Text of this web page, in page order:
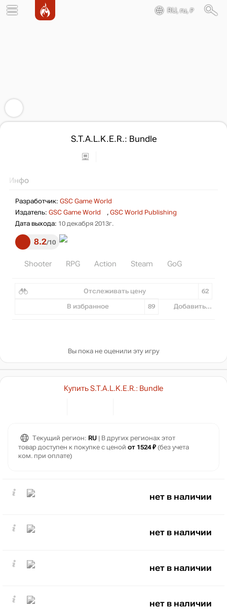
RU, ru, ₽
S.T.A.L.K.E.R.: Bundle
Инфо
Разработчик: GSC Game World
Издатель: GSC Game World , GSC World Publishing
Дата выхода: 10 декабря 2013г.
8.2 10
Shooter RPG Action Steam GoG
Отслеживать цену 62
В избранное 89 Добавить...
Вы пока не оценили эту игру
Купить S.T.A.L.K.E.R.: Bundle
Текущий регион: RU | В других регионах этот
товар доступен к покупке с ценой от 1524 ₽ (без учета
ком. при оплате)
нет в наличии
нет в наличии
нет в наличии
нет в наличии